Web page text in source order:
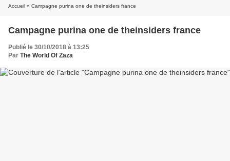
Accueil » Campagne purina one de theinsiders france
Campagne purina one de theinsiders france
Publié le 30/10/2018 à 13:25
Par The World Of Zaza